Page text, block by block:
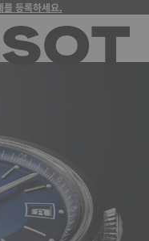
를 등록하세요.